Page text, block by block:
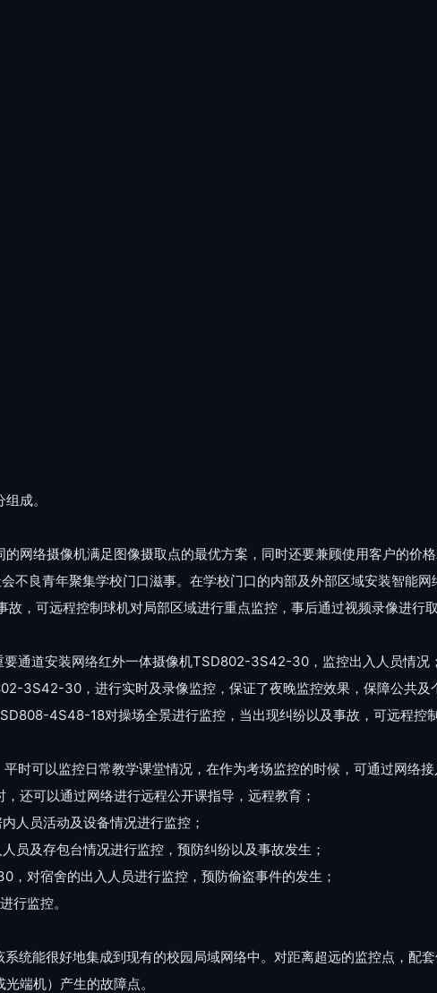
成。
网络摄像机满足图像摄取点的最优方案，同时还要兼顾使用客户的价格
不良青年聚集学校门口滋事。在学校门口的内部及外部区域安装智能
，可远程控制球机对局部区域进行重点监控，事后通过视频录像进行
通道安装网络红外一体摄像机TSD802-3S42-30，监控出入人员情况；
3S42-30，进行实时及录像监控，保证了夜晚监控效果，保障公共及
4S48-18对操场全景进行监控，当出现纠纷以及事故，可远程控
可以监控日常教学课堂情况，在作为考场监控的时候，可通过网络接
还可以通过网络进行远程公开课指导，远程教育；
人员活动及设备情况进行监控；
及存包台情况进行监控，预防纠纷以及事故发生；
对宿舍的出入人员进行监控，预防偷盗事件的发生；
行监控。
统能很好地集成到现有的校园局域网络中。对距离超远的监控点，配
端机）产生的故障点。